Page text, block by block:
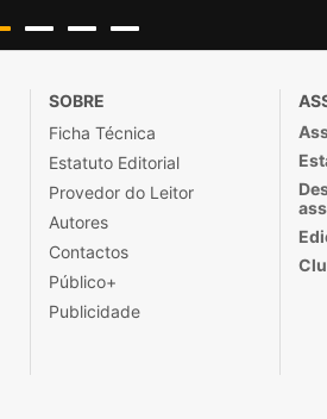
SOBRE
Ficha Técnica
Estatuto Editorial
Provedor do Leitor
Autores
Contactos
Público+
Publicidade